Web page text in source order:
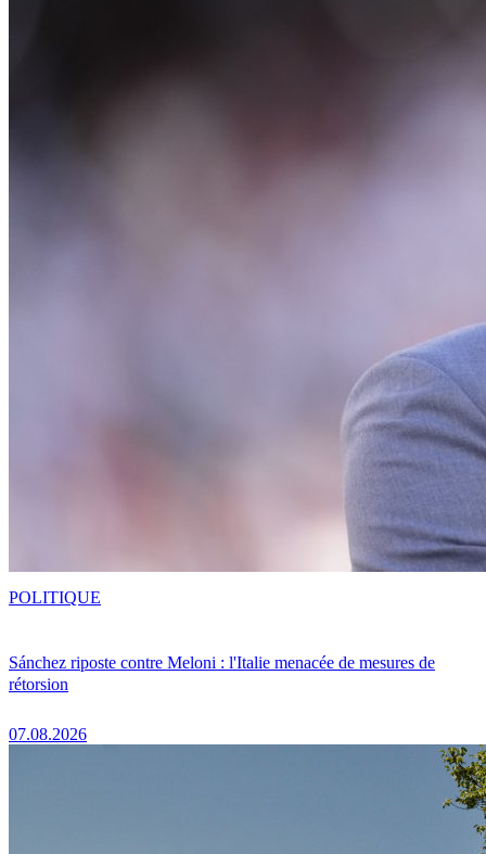
Sánchez riposte contre Meloni : l'Italie menacée de mesures de
rétorsion
07.08.2026
POLITIQUE